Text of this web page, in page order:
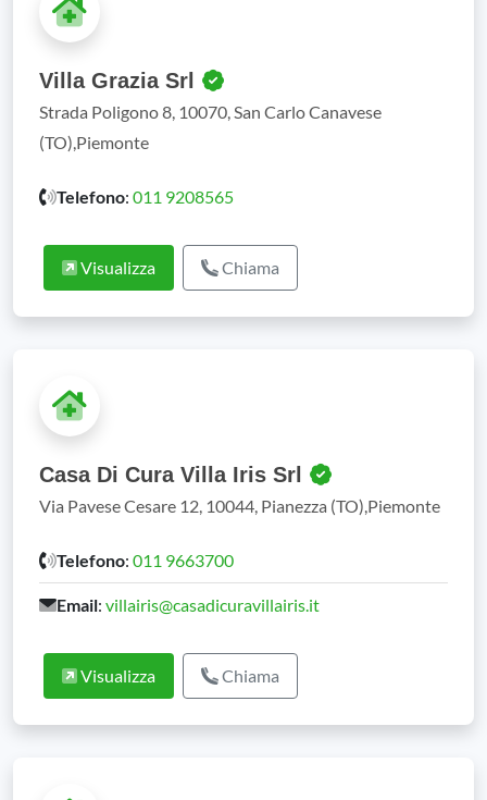
Villa Grazia Srl
Strada Poligono 8, 10070, San Carlo Canavese
(TO),Piemonte
Telefono: 011 9208565
Visualizza Chiama
Casa Di Cura Villa Iris Srl
Via Pavese Cesare 12, 10044, Pianezza (TO),Piemonte
Telefono: 011 9663700
Email: villairis@casadicuravillairis.it
Visualizza Chiama